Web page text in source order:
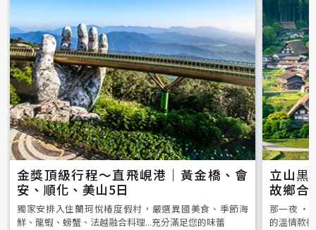
金獎頂級行程～直飛峴港｜黃金橋、會
安、順化、美山5日
獨家安排入住蘭珂悅椿度假村，嚴選異國美食、季節海
鮮、龍蝦、螃蟹、法越融合料理...充分滿足您的味蕾
立山黒
故鄉合
5日
那一夜 ‧
的溫情款